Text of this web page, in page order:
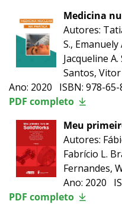
Medicina
Autores:
S., Emanuely
Jacqueline A.
Santos, Vitor
Ano: 2020 ISBN: 978-65-
PDF completo
Meu
Autores:
Fabrício L.
Fernandes,
Ano: 2020
PDF completo